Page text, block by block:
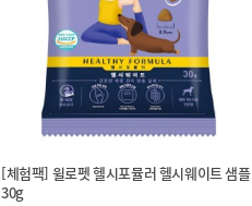
[체험팩] 윌로펫 헬시포뮬러 헬시웨이트 샘플
30g